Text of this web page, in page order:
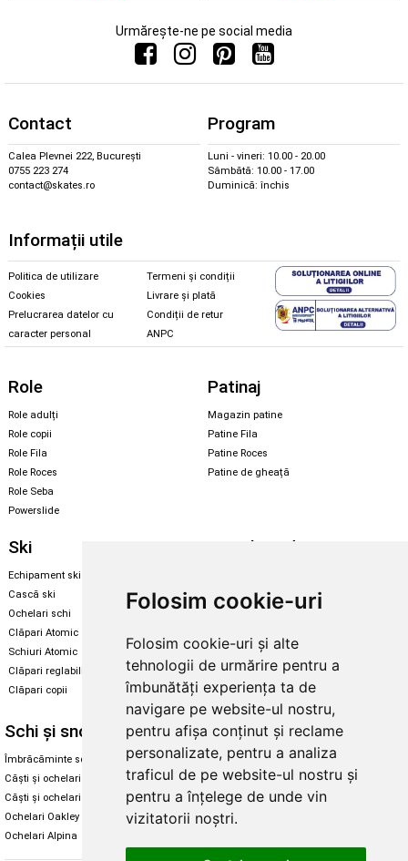
Folosim cookie-uri
Folosim cookie-uri și alte
tehnologii de urmărire pentru a
îmbunătăți experiența ta de
navigare pe website-ul nostru,
pentru afișa conținut și reclame
personalizate, pentru a analiza
traficul de pe website-ul nostru și
pentru a înțelege de unde vin
vizitatorii noștri.
Urmărește-ne pe social media
Contact
Calea Plevnei 222, București
0755 223 274
contact@skates.ro
Program
Luni - vineri: 10.00 - 20.00
Sâmbătă: 10.00 - 17.00
Duminică: închis
Informații utile
Politica de utilizare
Cookies
Prelucrarea datelor cu
caracter personal
Termeni și condiții
Livrare și plată
Condiții de retur
ANPC
Role
Role adulți
Role copii
Role Fila
Role Roces
Role Seba
Powerslide
Patinaj
Magazin patine
Patine Fila
Patine Roces
Patine de gheață
Ski
Echipament ski
Cască ski
Ochelari schi
Clăpari Atomic
Schiuri Atomic
Clăpari reglabili
Clăpari copii
Snowboard
Echipament snowboard
Legături Rome SDS
Skate & longboard
Enuff Skateboards
Schi și snowboard
Îmbrăcăminte schi și snowboard
Căști și ochelari de iarnă
Căști și ochelari Alpina
Ochelari Oakley
Ochelari Alpina
Diverse
Cum aleg rolele
Cum aleg ochelarii
Ochelari de soare Oakley
Ochelari de soare Alpina